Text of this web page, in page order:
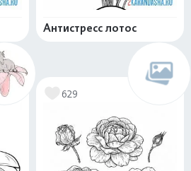
Антистресс лотос
629